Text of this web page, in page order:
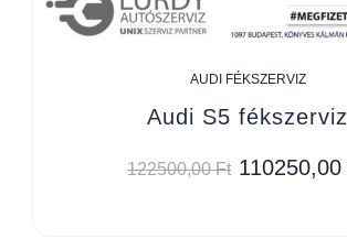
AUDI FÉKSZERVIZ
Audi S5 fékszerviz
122500,00Ft 110250,00